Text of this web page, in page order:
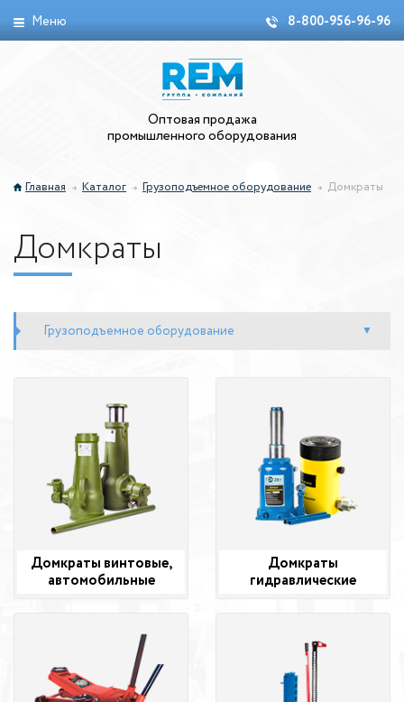
Меню 8-800-956-96-96
Оптовая продажа
промышленного оборудования
Главная Каталог Грузоподъемное оборудование Домкраты
Домкраты
Грузоподъемное оборудование
Домкраты винтовые,
автомобильные
Домкраты
гидравлические